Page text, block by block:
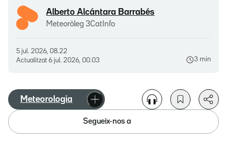
Alberto Alcántara Barrabés
Meteoròleg 3CatInfo
5 jul. 2026, 08.22
Actualitzat 6 jul. 2026, 00.03 3 min
Meteorologia
Segueix-nos a